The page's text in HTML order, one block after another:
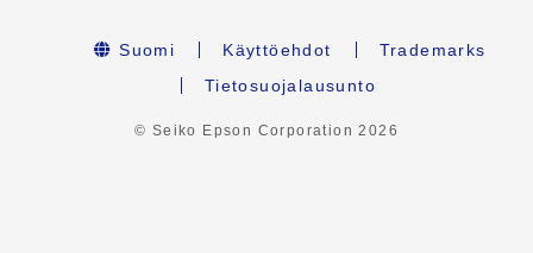
Suomi Käyttöehdot
Trademarks
Tietosuojalausunto
© Seiko Epson Corporation2026